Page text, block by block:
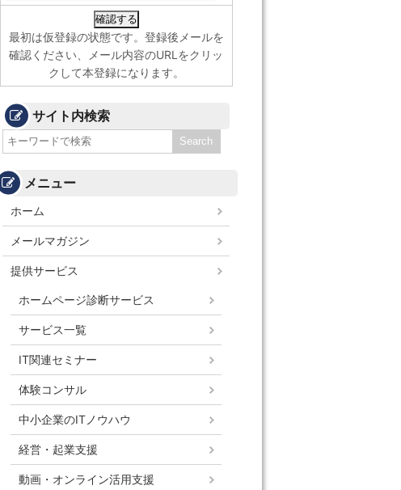
最初は仮登録の状態です。登録後メールを
確認ください、メール内容のURLをクリッ
クして本登録になります。
サイト内検索
メニュー
ホーム
メールマガジン
提供サービス
ホームページ診断サービス
サービス一覧
IT関連セミナー
体験コンサル
中小企業のITノウハウ
経営・起業支援
動画・オンライン活用支援